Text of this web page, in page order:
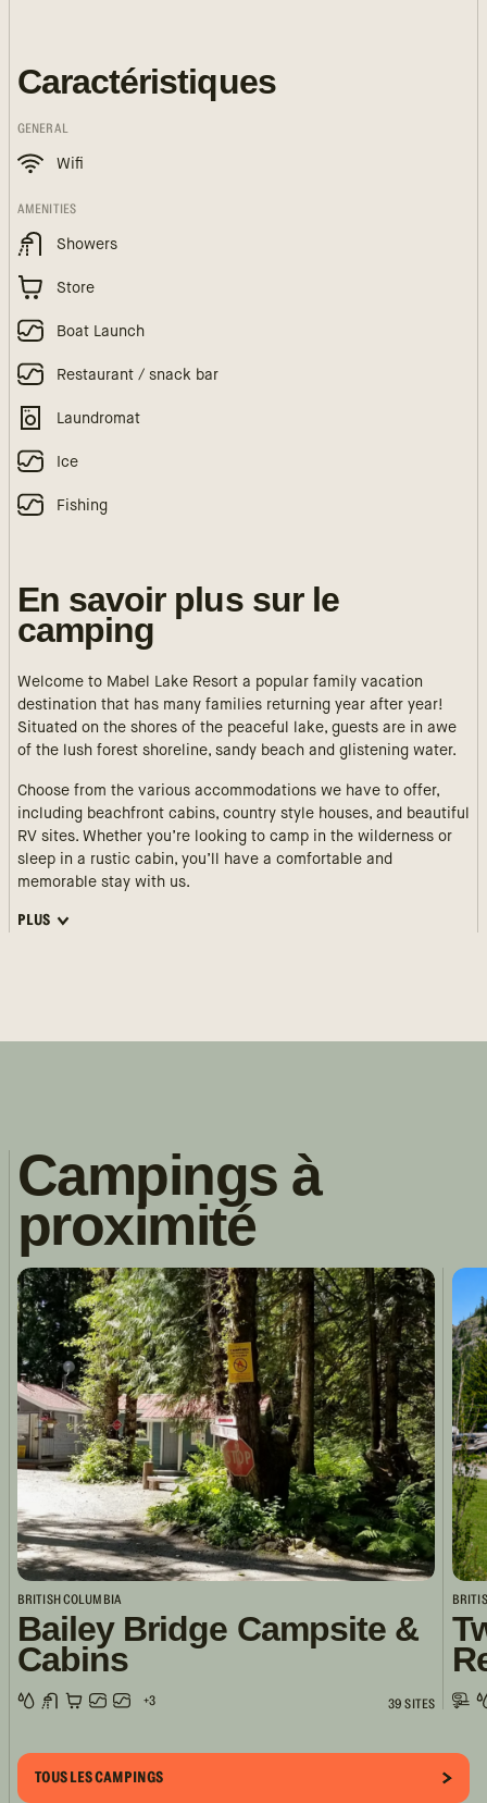
Caractéristiques
GENERAL
Wifi
AMENITIES
Showers
Store
Boat Launch
Restaurant / snack bar
Laundromat
Ice
Fishing
En savoir plus sur le
camping
Welcome to Mabel Lake Resort a popular family vacation
destination that has many families returning year after year!
Situated on the shores of the peaceful lake, guests are in awe
of the lush forest shoreline, sandy beach and glistening water.
Choose from the various accommodations we have to offer,
including beachfront cabins, country style houses, and beautiful
RV sites. Whether you’re looking to camp in the wilderness or
sleep in a rustic cabin, you’ll have a comfortable and
memorable stay with us.
PLUS
Campings à
proximité
BRITISH COLUMBIA
Bailey Bridge Campsite &
Cabins
+3 39 SITES
TOUS LES CAMPINGS